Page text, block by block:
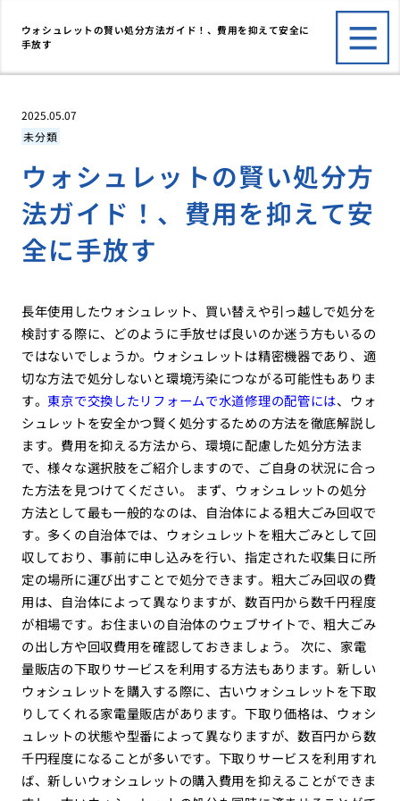
ウォシュレットの賢い処分方法ガイド！、費用を抑えて安全に
手放す
2025.05.07
未分類
ウォシュレットの賢い処分方
法ガイド！、費用を抑えて安
全に手放す
長年使用したウォシュレット、買い替えや引っ越しで処分を
検討する際に、どのように手放せば良いのか迷う方もいるの
ではないでしょうか。ウォシュレットは精密機器であり、適
切な方法で処分しないと環境汚染につながる可能性もありま
す。 東京で交換したリフォームで水道修理の配管には、ウォ
シュレットを安全かつ賢く処分するための方法を徹底解説し
ます。費用を抑える方法から、環境に配慮した処分方法ま
で、様々な選択肢をご紹介しますので、ご自身の状況に合っ
た方法を見つけてください。 まず、ウォシュレットの処分
方法として最も一般的なのは、自治体による粗大ごみ回収で
す。多くの自治体では、ウォシュレットを粗大ごみとして回
収しており、事前に申し込みを行い、指定された収集日に所
定の場所に運び出すことで処分できます。粗大ごみ回収の費
用は、自治体によって異なりますが、数百円から数千円程度
が相場です。お住まいの自治体のウェブサイトで、粗大ごみ
の出し方や回収費用を確認しておきましょう。 次に、家電
量販店の下取りサービスを利用する方法もあります。新しい
ウォシュレットを購入する際に、古いウォシュレットを下取
りしてくれる家電量販店があります。下取り価格は、ウォシ
ュレットの状態や型番によって異なりますが、数百円から数
千円程度になることが多いです。下取りサービスを利用すれ
ば、新しいウォシュレットの購入費用を抑えることができま